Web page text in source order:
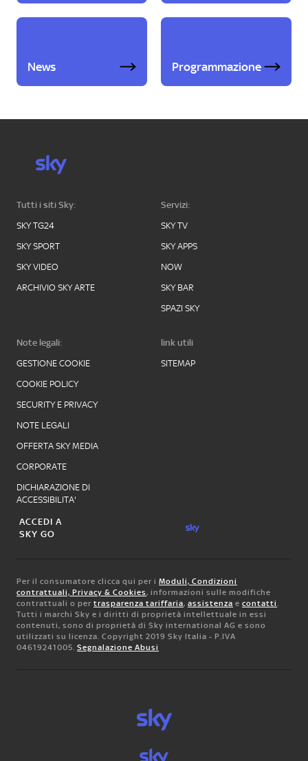
News Programmazione
Tutti i siti Sky:
SKY TG24
SKY SPORT
SKY VIDEO
ARCHIVIO SKY ARTE
Servizi:
SKY TV
SKY APPS
NOW
SKY BAR
SPAZI SKY
Note legali:
GESTIONE COOKIE
COOKIE POLICY
SECURITY E PRIVACY
NOTE LEGALI
OFFERTA SKY MEDIA
CORPORATE
DICHIARAZIONE DI
ACCESSIBILITA'
link utili
SITEMAP
ACCEDI A
SKY GO
Per il consumatore clicca qui per i Moduli, Condizioni
contrattuali, Privacy & Cookies, informazioni sulle modifiche
contrattuali o per trasparenza tariffaria, assistenza e contatti.
Tutti i marchi Sky e i diritti di proprietà intellettuale in essi
contenuti, sono di proprietà di Sky international AG e sono
utilizzati su licenza. Copyright 2019 Sky Italia - P.IVA
04619241005. Segnalazione Abusi